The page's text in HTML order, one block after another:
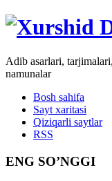
Adib asarlari,
namunalar
Bosh sahifa
Sayt xaritasi
Qiziqarli saytlar
RSS
ENG SO’NGGI